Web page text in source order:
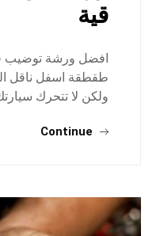
قية
افضل ورشة توضيب
ولكن لا تتحرك
Continue